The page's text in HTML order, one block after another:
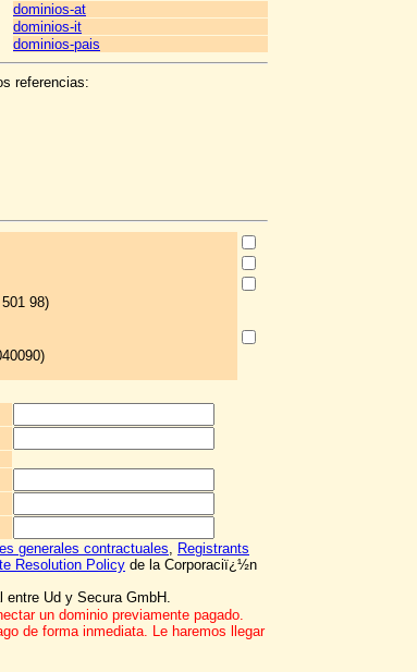
dominios-at
dominios-it
dominios-pais
referencias:
98)
generales contractuales, Registrants
Resolution Policy de la Corporaciï¿½n
Ud y Secura GmbH.
un dominio previamente pagado.
de forma inmediata. Le haremos llegar